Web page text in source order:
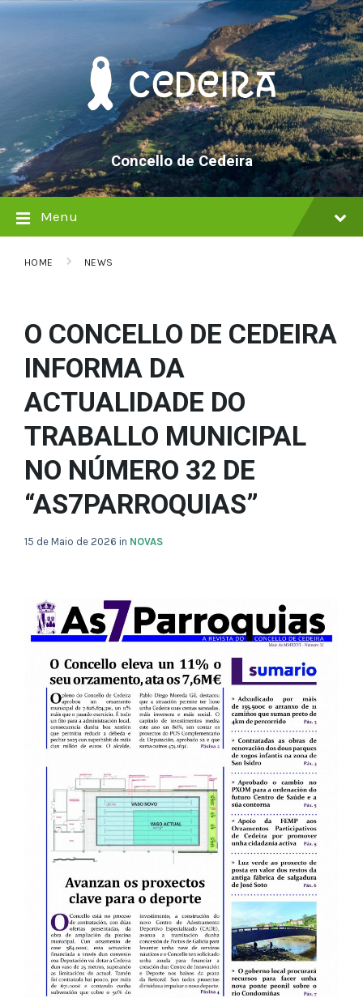
Skip
Skip
Skip
Concello de Cedeira
Menu
HOME NEWS
O CONCELLO DE CEDEIRA
INFORMA DA
ACTUALIDADE DO
TRABALLO MUNICIPAL
NO NÚMERO 32 DE
“AS7PARROQUIAS”
15 de Maio de 2026 in NOVAS